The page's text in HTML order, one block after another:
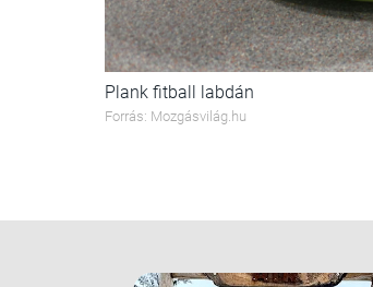
Plank fitball labdán
Forrás: Mozgásvilág.hu